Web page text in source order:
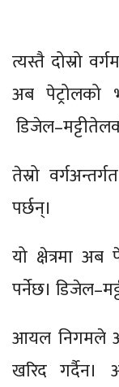
त्यस्तै दोस्रो
अब पेट्रोलको
तेस्रो
पर्छन्।
यो क्षेत्रमा अब
पर्नेछ।
आयल निगमले
खरिद